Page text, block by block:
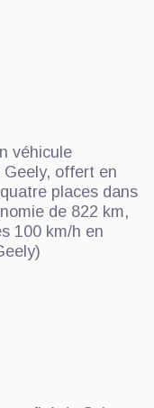
véhicule
offert en
places dans
de 822 km,
100 km/h en